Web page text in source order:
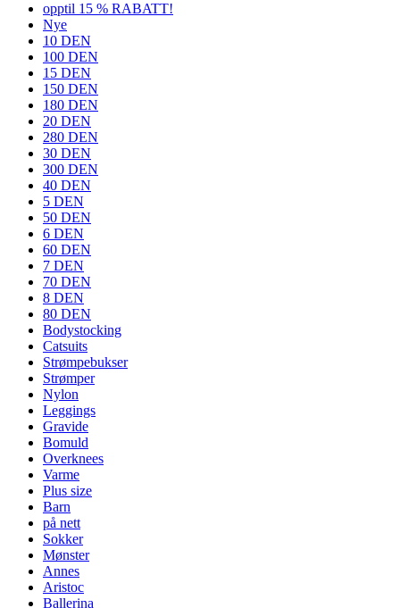
opptil 15 % RABATT!
Nye
10 DEN
100 DEN
15 DEN
150 DEN
180 DEN
20 DEN
280 DEN
30 DEN
300 DEN
40 DEN
5 DEN
50 DEN
6 DEN
60 DEN
7 DEN
70 DEN
8 DEN
80 DEN
Bodystocking
Catsuits
Strømpebukser
Strømper
Nylon
Leggings
Gravide
Bomuld
Overknees
Varme
Plus size
Barn
på nett
Sokker
Mønster
Annes
Aristoc
Ballerina